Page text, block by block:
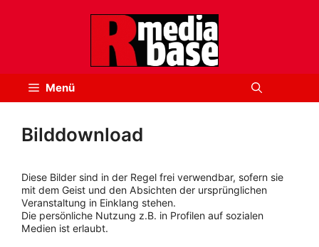
Menü
Bilddownload
Diese Bilder sind in der Regel frei verwendbar, sofern sie
mit dem Geist und den Absichten der ursprünglichen
Veranstaltung in Einklang stehen.
Die persönliche Nutzung z.B. in Profilen auf sozialen
Medien ist erlaubt.